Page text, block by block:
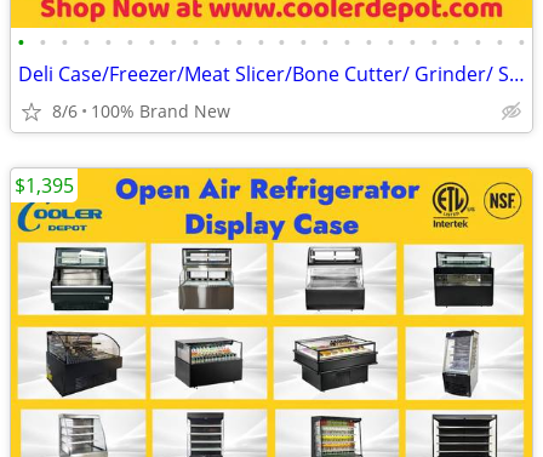
• • • • • • • • • • • • • • • • • • • • • • • •
Deli Case/Freezer/Meat Slicer/Bone Cutter/ Grinder/ Saw
8/6 100% Brand New
$1,395